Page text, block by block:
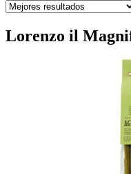
Lorenzo il